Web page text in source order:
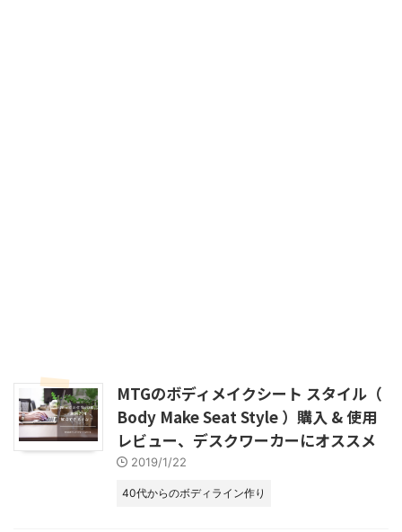
MTGのボディメイクシート スタイル（
Body Make Seat Style ）購入 & 使用
レビュー、デスクワーカーにオススメ
2019/1/22
40代からのボディライン作り